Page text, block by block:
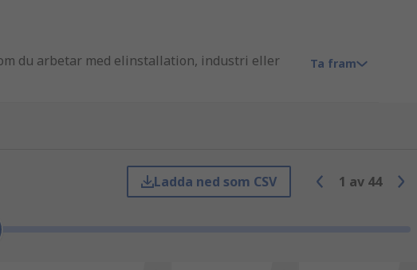
du arbetar med elinstallation, industri eller
och krävande applikationer.
Ta fram
Ladda ned som CSV 1 av 44